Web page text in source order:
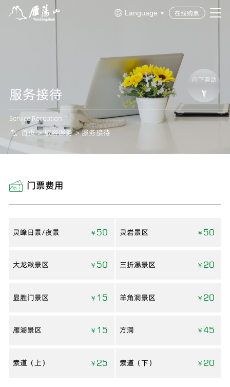
 Language  在线购票
向下滑动
服务接待
Service Reception
 首页 > 旅游服务 > 服务接待
 门票费用
灵峰日景/夜景 ￥ 50 灵岩景区 ￥ 50
大龙湫景区 ￥ 50 三折瀑景区 ￥ 20
显胜门景区 ￥ 15 羊角洞景区 ￥ 20
雁湖景区 ￥ 15 方洞 ￥45
索道（上） ￥ 25 索道（下） ￥ 20